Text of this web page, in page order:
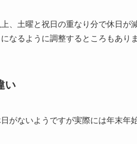
、土曜と祝日の重なり分で休日が
なるように調整するところもありま
い
がないようですが実際には年末年